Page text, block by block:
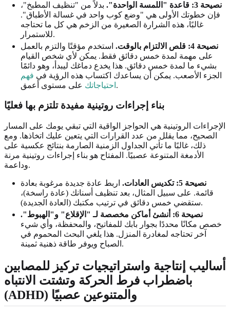
نصيحة 3: قاعدة "اللمسة الواحدة".
بدلاً من "تنظيف المطبخ"،
فإن خطوتك الأولى هي "وضع كوب واحد في غسالة الأطباق".
غالبًا، هذه الشرارة الصغيرة من الزخم هي كل ما تحتاجه
للاستمرار.
نصيحة 4: قلص الالتزام بالوقت.
استخدم مؤقتًا والتزم بالعمل
على مهمة لمدة خمس دقائق فقط. يمكن لأي شخص القيام
بشيء ما لمدة خمس دقائق. هذا يخدع دماغك ليبدأ، وهو دائمًا
الجزء الأصعب. يمكن أن يساعدك اكتساب هذه الرؤية في فهم
احتياجاتك على مستوى أعمق.
بناء إجراءات روتينية مفيدة تلتزم بها فعليًا
الإجراءات الروتينية هي الحواجز الواقية التي تبقي يومك على المسار
الصحيح، مما يقلل من عدد القرارات التي يتعين عليك اتخاذها. ومع
ذلك، غالبًا ما تأتي الجداول الزمنية الصارمة بنتائج عكسية على
الأدمغة المتنوعة عصبيًا. المفتاح هو بناء إجراءات روتينية مرنة
وداعمة.
نصيحة 5: تكديس العادات.
اربط عادة جديدة مرغوبة بعادة
قائمة. على سبيل المثال، بعد تنظيف أسنانك (عادة راسخة)،
ستقضي خمس دقائق في ترتيب مكتبك (العادة الجديدة).
نصيحة 6: أنشئ أماكن مخصصة لـ "الإقلاع" و"الهبوط".
خصص مكانًا محددًا بجوار بابك للمفاتيح، والمحفظة، وأي شيء
آخر تحتاجه لمغادرة المنزل. هذا يلغي البحث المحموم في
الصباح ويوفر طاقة ذهنية ثمينة.
أساليب إنتاجية واستراتيجيات تركيز للمصابين
باضطراب فرط الحركة وتشتت الانتباه
(ADHD) والمتنوعين عصبيًا